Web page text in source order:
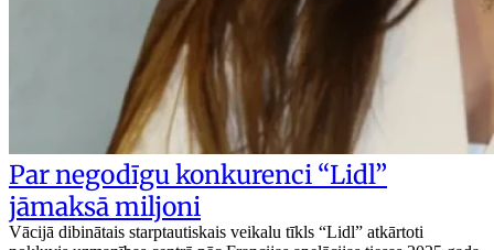
Par negodīgu konkurenci “Lidl”
jāmaksā miljoni
Vācijā dibinātais starptautiskais veikalu tīkls “Lidl” atkārtoti